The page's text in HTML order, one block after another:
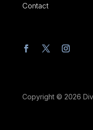
Contact
Copyright © 2026